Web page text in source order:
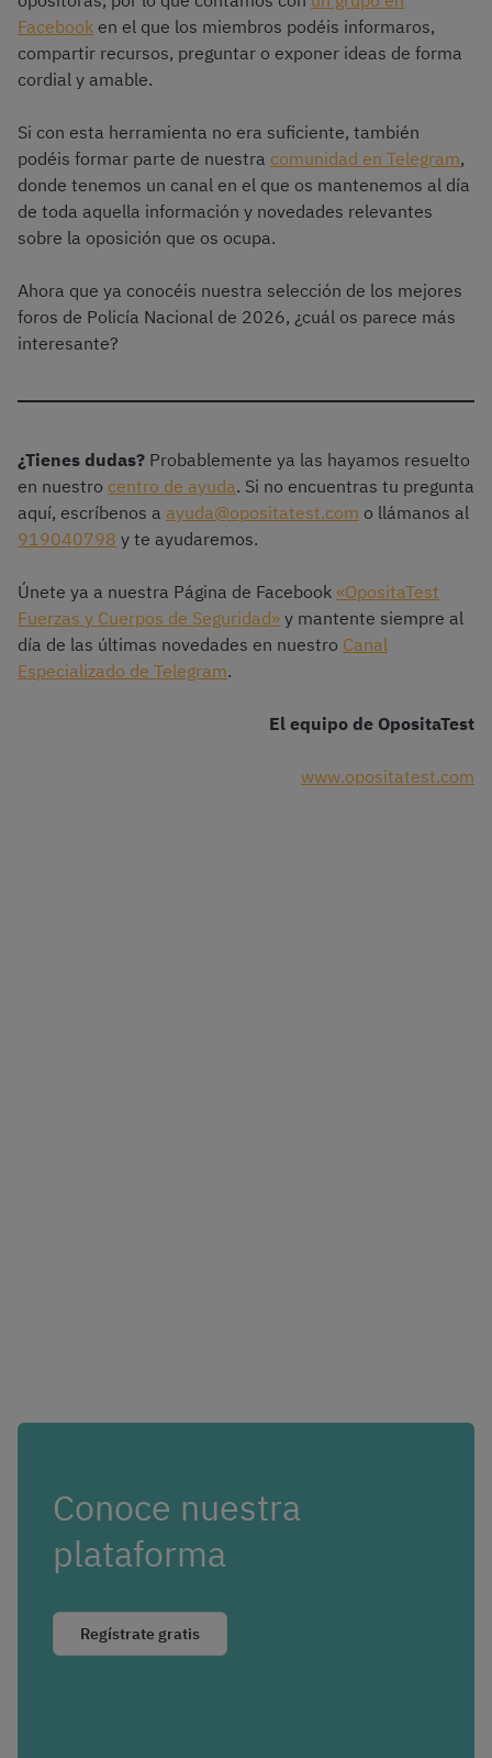
Facebook en el que los miembros podéis informaros,
compartir recursos, preguntar o exponer ideas de forma
cordial y amable.
Si con esta herramienta no era suficiente, también
podéis formar parte de nuestra comunidad en Telegram,
donde tenemos un canal en el que os mantenemos al día
de toda aquella información y novedades relevantes
sobre la oposición que os ocupa.
Ahora que ya conocéis nuestra selección de los mejores
foros de Policía Nacional de 2026, ¿cuál os parece más
interesante?
¿Tienes dudas? Probablemente ya las hayamos resuelto
en nuestro centro de ayuda. Si no encuentras tu pregunta
aquí, escríbenos a ayuda@opositatest.com o llámanos al
919040798 y te ayudaremos.
Únete ya a nuestra Página de Facebook «OpositaTest
Fuerzas y Cuerpos de Seguridad» y mantente siempre al
día de las últimas novedades en nuestro Canal
Especializado de Telegram.
El equipo de OpositaTest
www.opositatest.com
Conoce nuestra
plataforma
Regístrate gratis